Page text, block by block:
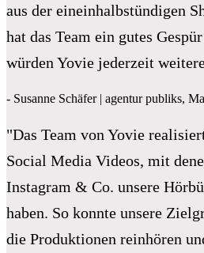
aus der eineinhalbstündigen
hat das Team ein gutes
würden Yovie jederzeit
- Susanne Schäfer | agentur publiks,
"Das Team von Yovie
Social Media Videos, mit
Instagram & Co. unsere
haben. So konnte unsere
die Produktionen reinhören